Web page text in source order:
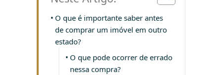
O que é importante saber antes
de comprar um imóvel em outro
estado?
O que pode ocorrer de errado
nessa compra?